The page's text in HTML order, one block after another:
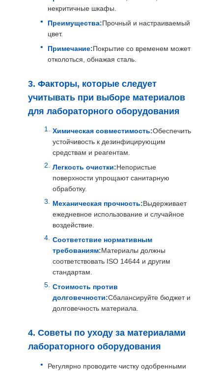
некритичные шкафы.
Преимущества:Прочный и настраиваемый
цвет.
Примечание:Покрытие со временем может
отколоться, обнажая сталь.
3. Факторы, которые следует
учитывать при выборе материалов
для лабораторного оборудования
Химическая совместимость:Обеспечить
устойчивость к дезинфицирующим
средствам и реагентам.
Легкость очистки:Непористые
поверхности упрощают санитарную
обработку.
Механическая прочность:Выдерживает
ежедневное использование и случайное
воздействие.
Соответствие нормативным
требованиям:Материалы должны
соответствовать ISO 14644 и другим
стандартам.
Стоимость против
долговечности:Сбалансируйте бюджет и
долговечность материала.
4. Советы по уходу за материалами
лабораторного оборудования
Регулярно проводите чистку одобренными